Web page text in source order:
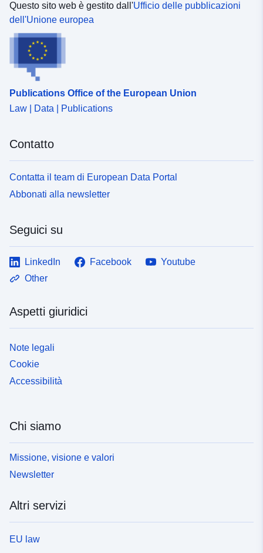
Questo sito web è gestito dall'Ufficio delle pubblicazioni
dell'Unione europea
Publications Office of the European Union
Law | Data | Publications
Contatto
Contatta il team di European Data Portal
Abbonati alla newsletter
Seguici su
LinkedIn Facebook
Youtube
Other
Aspetti giuridici
Note legali
Cookie
Accessibilità
Chi siamo
Missione, visione e valori
Newsletter
Altri servizi
EU law